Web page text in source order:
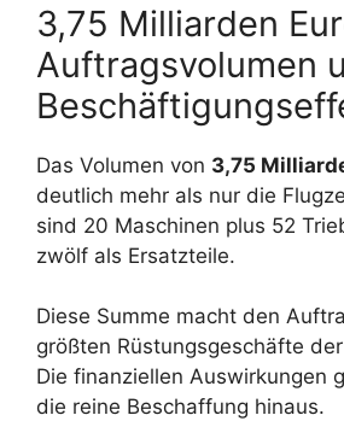
3,75 Milliarden
Auftragsvolumen
Das Volumen von 3,75
deutlich mehr als nur die
sind 20 Maschinen plus 52
zwölf als Ersatzteile.
Diese Summe macht den
größten Rüstungsgeschäfte
Die finanziellen Auswirkungen
die reine Beschaffung hinaus.